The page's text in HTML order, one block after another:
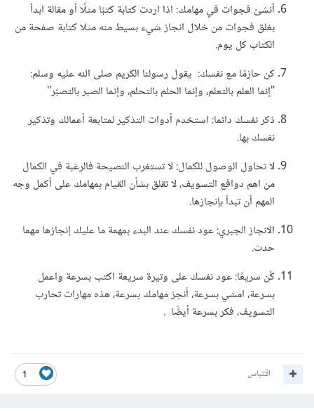
أنشئ فجوات في مهامك: اذا اردت كتابة كتبًا مثلًا أو مقالة ابدأ
بغلق فجوات من خلال انجاز شيء بسيط منه مثلا كتابة صفحة من
الكتاب كل يوم.
كن حازمًا مع نفسك: يقول رسولنا الكريم صلى الله عليه وسلم:
"إنما العلم بالتعلم، وإنما الحلم بالتحلم، وإنما الصبر بالتصبّر"
ذكر نفسك دائما: استخدم أدوات التذكير لمتابعة أعمالك وتذكير
نفسك بها.
لا تحاول الوصول للكمال: لا تستغرب النصيحة فالرغبة في الكمال
من اهم دوافع التسويف، لا تقلق بشأن القيام بمهامك على أكمل وجه
المهم أن تبدأ بإنجازها.
الانجاز الجبري: عود نفسك عند البدء بمهمة ما عليك إنجازها مهما
حدث.
كُن سريعًا: عود نفسك على وتيرة سريعة اكتب بسرعة واعمل
بسرعة، امشي بسرعة، أنجز مهامك بسرعة، هذه مهارات تحارب
التسويف، فكر بسرعة أيضًا .
1 اقتباس